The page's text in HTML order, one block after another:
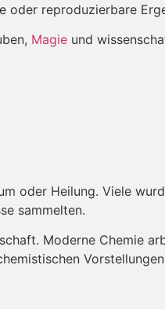
oder reproduzierbare
Magie und
oder Heilung. Viele
sammelten.
Moderne Chemie